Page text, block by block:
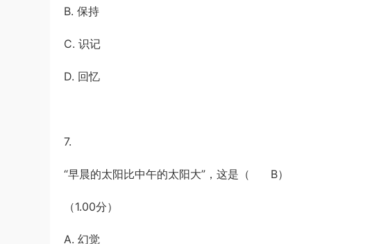
B. 保持
C. 识记
D. 回忆
7.
“早晨的太阳比中午的太阳大”，这是（ B）
（1.00分）
A. 幻觉